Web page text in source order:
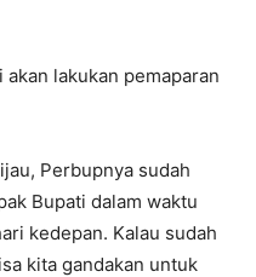
lakukan pemaparan
Perbupnya sudah
Bupati dalam waktu
kedepan. Kalau sudah
kita gandakan untuk